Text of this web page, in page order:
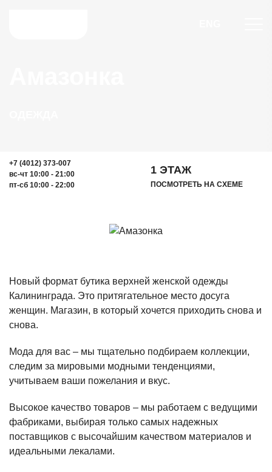
+7 (4012) 373-007
вс-чт 10:00 - 21:00
пт-сб 10:00 - 22:00
1 ЭТАЖ
ПОСМОТРЕТЬ НА СХЕМЕ
Новый формат бутика верхней женской одежды
Калининграда. Это притягательное место досуга
женщин. Магазин, в который хочется приходить снова и
снова.
Мода для вас – мы тщательно подбираем коллекции,
следим за мировыми модными тенденциями,
учитываем ваши пожелания и вкус.
Высокое качество товаров – мы работаем с ведущими
фабриками, выбирая только самых надежных
поставщиков с высочайшим качеством материалов и
идеальными лекалами.